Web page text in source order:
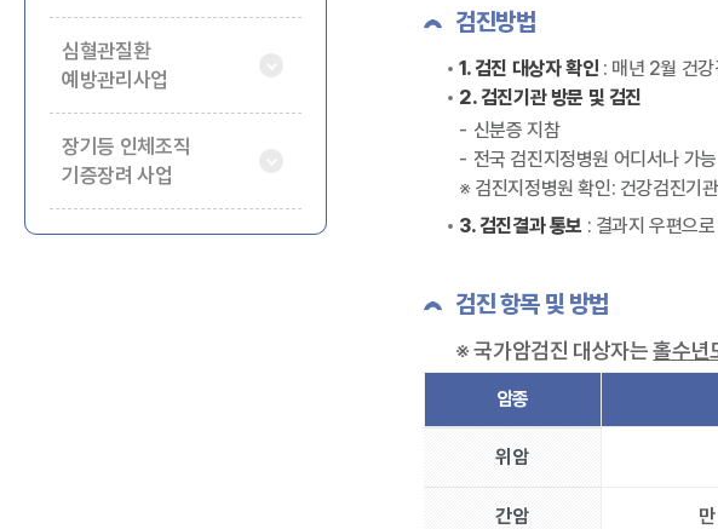
심혈관질환
예방관리사업
장기등 인체조직
기증장려 사업
검진방법
1. 검진 대상자 확인 : 매년 2월 건
2. 검진기관 방문 및 검진
신분증 지참
전국 검진지정병원 어디서나 가능
※ 검진지정병원 확인: 건강검진기
3. 검진결과 통보 : 결과지 우편으
검진 항목 및 방법
※ 국가암검진 대상자는홀수년
암종
위암
간암